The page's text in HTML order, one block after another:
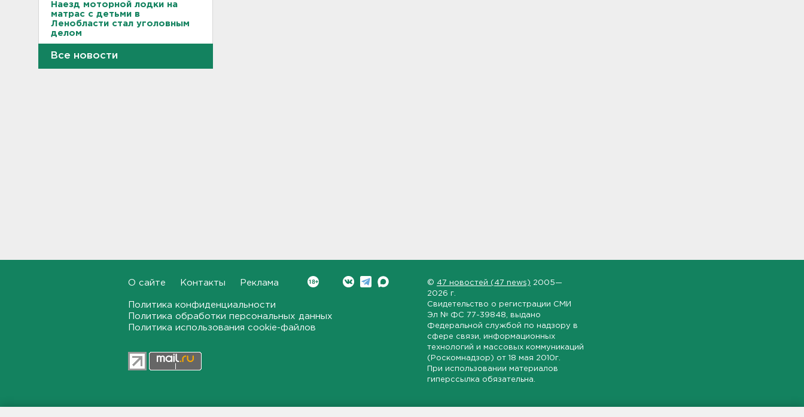
Наезд моторной лодки на
матрас с детьми в
Ленобласти стал уголовным
делом
мормонов из Выборга
финансирование ФБК*
В Сестрорецке бабахнуло в
Все новости
О сайте Контакты Реклама
Политика конфиденциальности
Политика обработки персональных данных
Политика использования cookie-файлов
© 47 новостей (47 news) 2005—
2026 г.
Свидетельство о регистрации СМИ
Эл № ФС 77-39848 , выдано
Федеральной службой по надзору в
сфере связи, информационных
технологий и массовых коммуникаций
(Роскомнадзор) от 18 мая 2010г.
При использовании материалов
гиперссылка обязательна.